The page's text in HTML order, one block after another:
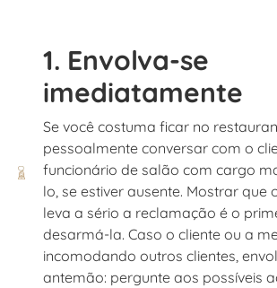
1. Envolva-se
imediatamente
Se você costuma ficar no
pessoalmente conversar com o
funcionário de salão com cargo
lo, se estiver ausente. Mostrar que
leva a sério a reclamação é o
desarmá-la. Caso o cliente ou a
incomodando outros clientes,
antemão: pergunte aos possíveis